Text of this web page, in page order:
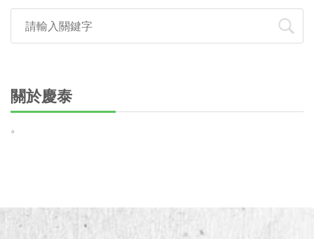
關於慶泰
。